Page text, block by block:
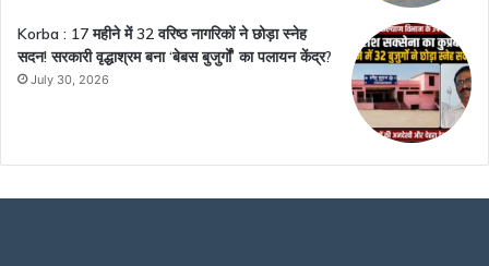
Korba : 17 महीने में 32 वरिष्ठ नागरिकों ने छोड़ा स्नेह
सदन! सरकारी वृद्धाश्रम बना ‘बेबस बुजुर्गों’ का पलायन केंद्र?
July 30, 2026